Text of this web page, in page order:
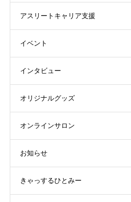
アスリートキャリア支援
イベント
インタビュー
オリジナルグッズ
オンラインサロン
お知らせ
きゃっするひとみー